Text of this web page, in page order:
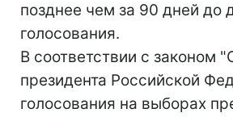
позднее чем за 90 дней до
голосования.
В соответствии с законом
президента Российской
голосования на выборах